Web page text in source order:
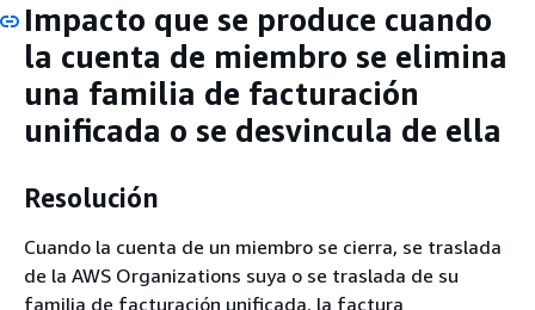
Impacto que se produce cuando
la cuenta de miembro se elimina
una familia de facturación
unificada o se desvincula de ella
Resolución
Cuando la cuenta de un miembro se cierra, se traslada
de la AWS Organizations suya o se traslada de su
familia de facturación unificada, la factura